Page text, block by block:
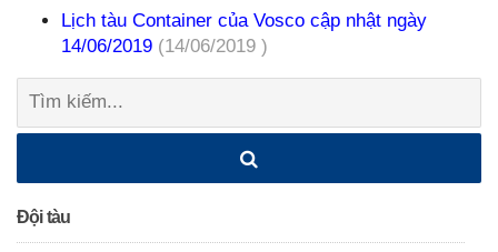
Lịch tàu Container của Vosco cập nhật ngày
14/06/2019 (14/06/2019 )
Tìm
Đội tàu